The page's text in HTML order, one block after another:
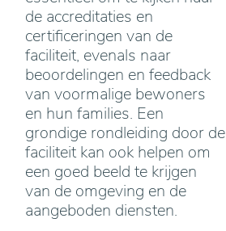
de accreditaties en
certificeringen van de
faciliteit, evenals naar
beoordelingen en feedback
van voormalige bewoners
en hun families. Een
grondige rondleiding door de
faciliteit kan ook helpen om
een goed beeld te krijgen
van de omgeving en de
aangeboden diensten.